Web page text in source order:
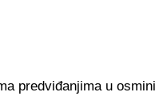
predviđanjima u osmini